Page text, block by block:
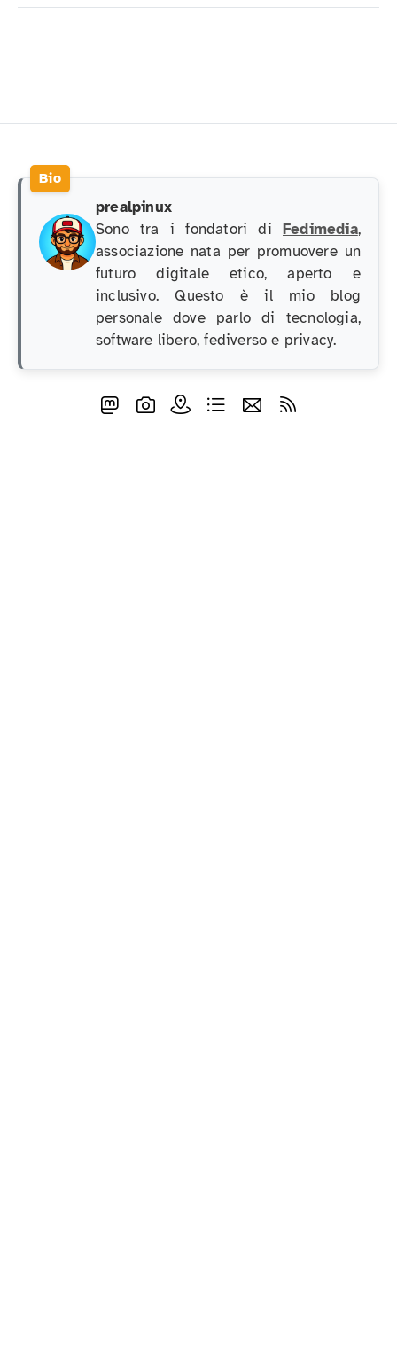
prealpinux
Sono tra i fondatori di Fedimedia,
associazione nata per promuovere un
futuro digitale etico, aperto e
inclusivo. Questo è il mio blog
personale dove parlo di tecnologia,
software libero, fediverso e privacy.